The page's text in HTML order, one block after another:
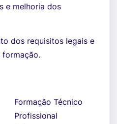
e melhoria dos
dos requisitos legais e
formação.
Formação Técnico
Profissional